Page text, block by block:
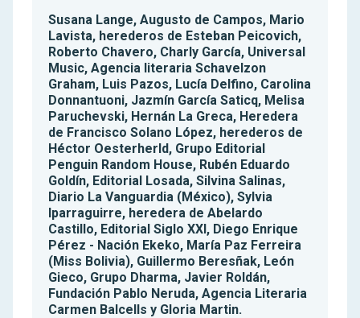
Susana Lange, Augusto de Campos, Mario
Lavista, herederos de Esteban Peicovich,
Roberto Chavero, Charly García, Universal
Music, Agencia literaria Schavelzon
Graham, Luis Pazos, Lucía Delfino, Carolina
Donnantuoni, Jazmín García Saticq, Melisa
Paruchevski, Hernán La Greca, Heredera
de Francisco Solano López, herederos de
Héctor Oesterherld, Grupo Editorial
Penguin Random House, Rubén Eduardo
Goldín, Editorial Losada, Silvina Salinas,
Diario La Vanguardia (México), Sylvia
Iparraguirre, heredera de Abelardo
Castillo, Editorial Siglo XXI, Diego Enrique
Pérez - Nación Ekeko, María Paz Ferreira
(Miss Bolivia), Guillermo Beresñak, León
Gieco, Grupo Dharma, Javier Roldán,
Fundación Pablo Neruda, Agencia Literaria
Carmen Balcells y Gloria Martin.